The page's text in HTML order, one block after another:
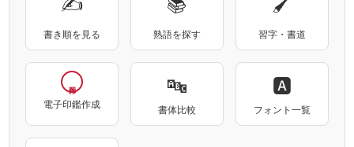
書き順を見る 熟語を探す 習字・書道
電子印鑑作成
🔤
書体比較
🅰
フォント一覧